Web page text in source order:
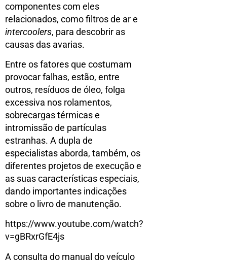
componentes com eles
relacionados, como filtros de ar e
intercoolers, para descobrir as
causas das avarias.
Entre os fatores que costumam
provocar falhas, estão, entre
outros, resíduos de óleo, folga
excessiva nos rolamentos,
sobrecargas térmicas e
intromissão de partículas
estranhas. A dupla de
especialistas aborda, também, os
diferentes projetos de execução e
as suas características especiais,
dando importantes indicações
sobre o livro de manutenção.
https://www.youtube.com/watch?
v=gBRxrGfE4js
A consulta do manual do veículo